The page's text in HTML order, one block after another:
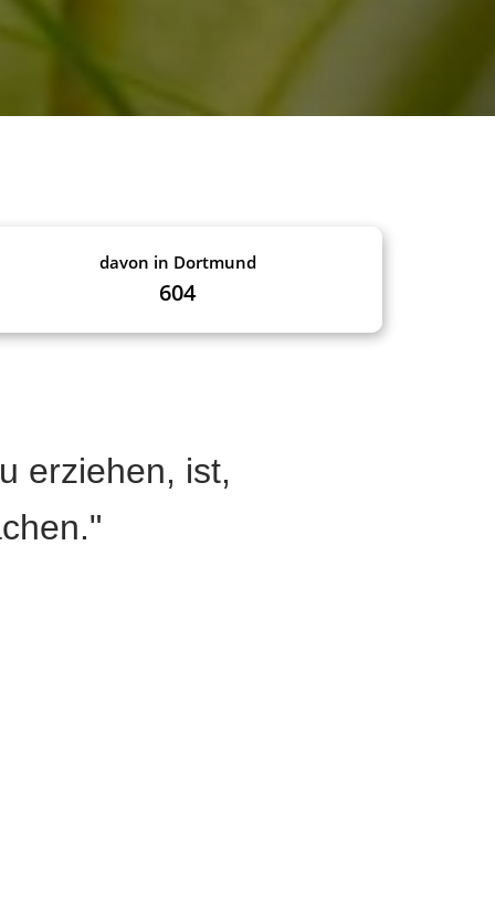
davon in Dortmund
604
erziehen, ist,